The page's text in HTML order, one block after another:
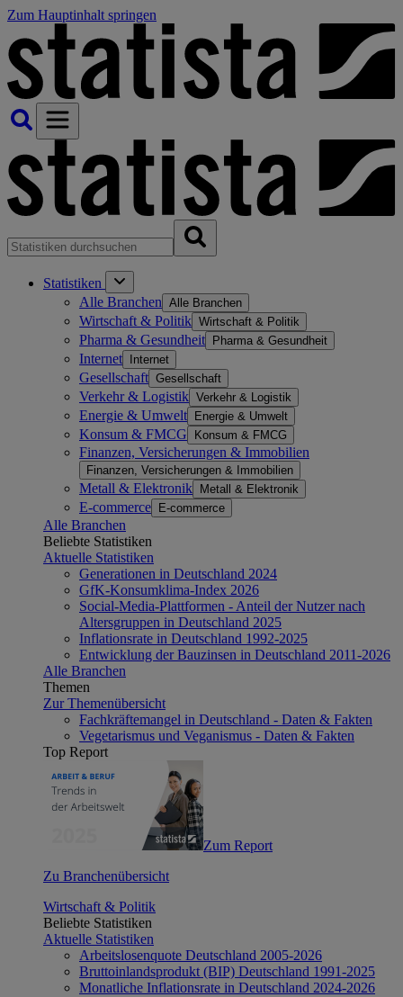
Zum Hauptinhalt springen
Statistiken
Alle Branchen Alle Branchen
Wirtschaft & Politik Wirtschaft & Politik
Pharma & Gesundheit Pharma & Gesundheit
Internet Internet
Gesellschaft Gesellschaft
Verkehr & Logistik Verkehr & Logistik
Energie & Umwelt Energie & Umwelt
Konsum & FMCG Konsum & FMCG
Finanzen, Versicherungen & Immobilien
Finanzen, Versicherungen & Immobilien
Metall & Elektronik Metall & Elektronik
E-commerce E-commerce
Alle Branchen
Beliebte Statistiken
Aktuelle Statistiken
Generationen in Deutschland 2024
GfK-Konsumklima-Index 2026
Social-Media-Plattformen - Anteil der Nutzer nach
Altersgruppen in Deutschland 2025
Inflationsrate in Deutschland 1992-2025
Entwicklung der Bauzinsen in Deutschland 2011-2026
Alle Branchen
Themen
Zur Themenübersicht
Fachkräftemangel in Deutschland - Daten & Fakten
Vegetarismus und Veganismus - Daten & Fakten
Top Report
Zum Report
Zu Branchenübersicht
Wirtschaft & Politik
Beliebte Statistiken
Aktuelle Statistiken
Arbeitslosenquote Deutschland 2005-2026
Bruttoinlandsprodukt (BIP) Deutschland 1991-2025
Monatliche Inflationsrate in Deutschland 2024-2026